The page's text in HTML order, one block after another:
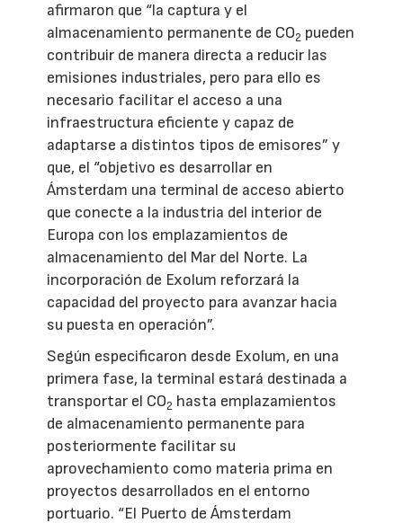
afirmaron que “la captura y el
almacenamiento permanente de CO2 pueden
contribuir de manera directa a reducir las
emisiones industriales, pero para ello es
necesario facilitar el acceso a una
infraestructura eficiente y capaz de
adaptarse a distintos tipos de emisores” y
que, el “objetivo es desarrollar en
Ámsterdam una terminal de acceso abierto
que conecte a la industria del interior de
Europa con los emplazamientos de
almacenamiento del Mar del Norte. La
incorporación de Exolum reforzará la
capacidad del proyecto para avanzar hacia
su puesta en operación”.
Según especificaron desde Exolum, en una
primera fase, la terminal estará destinada a
transportar el CO2 hasta emplazamientos
de almacenamiento permanente para
posteriormente facilitar su
aprovechamiento como materia prima en
proyectos desarrollados en el entorno
portuario. “El Puerto de Ámsterdam